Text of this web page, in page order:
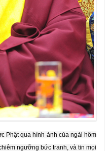
Phật qua hình ảnh của ngài hôm
ngưỡng bức tranh, và tin mọi